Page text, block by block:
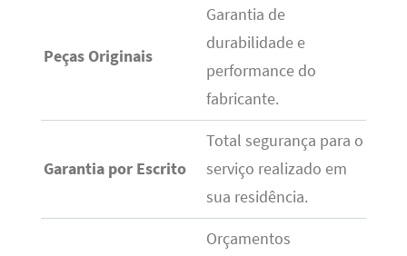
Peças Originais
Garantia de
durabilidade e
performance do
fabricante.
Garantia por Escrito
Total segurança para o
serviço realizado em
sua residência.
Orçamentos